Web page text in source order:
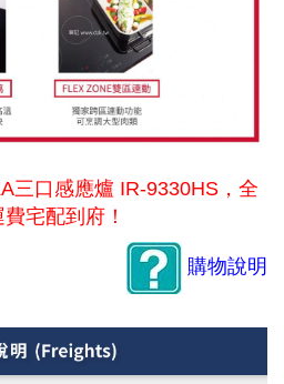
三口感應爐 IR-9330HS ，全
宅配到府！
購物說明